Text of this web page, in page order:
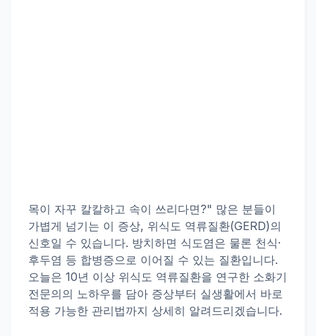
목이 자꾸 칼칼하고 속이 쓰리다면?" 많은 분들이
가볍게 넘기는 이 증상, 위식도 역류질환(GERD)의
신호일 수 있습니다. 방치하면 식도염은 물론 천식·
후두염 등 합병증으로 이어질 수 있는 질환입니다.
오늘은 10년 이상 위식도 역류질환을 연구한 소화기
전문의의 노하우를 담아 증상부터 실생활에서 바로
적용 가능한 관리법까지 상세히 알려드리겠습니다.